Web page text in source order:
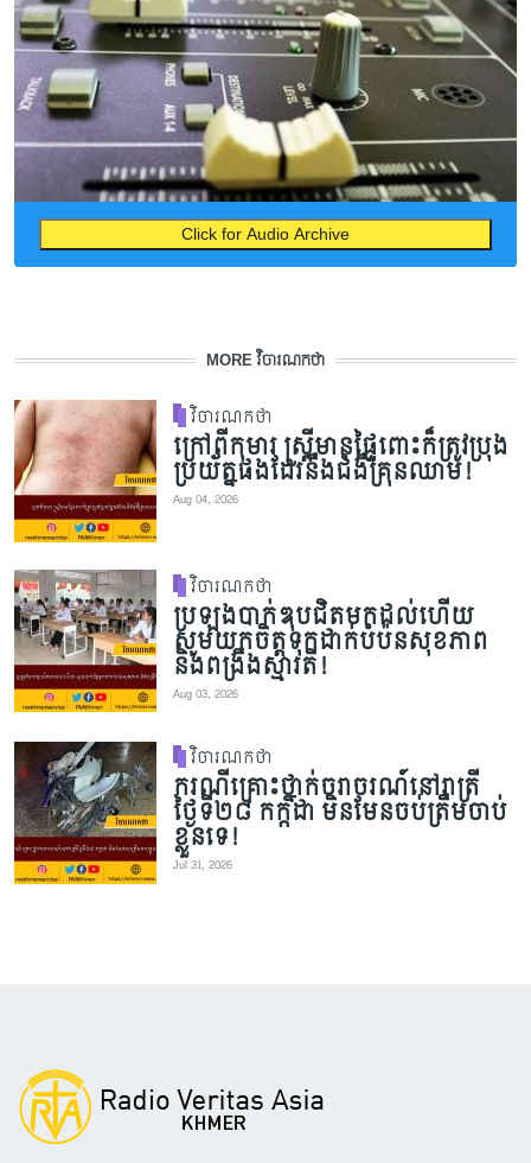
Click for Audio Archive
MORE វិចារណកថា
វិចារណកថា
ក្រៅពីកុមារ ស្ត្រីមានផ្ទៃពោះក៏ត្រូវប្រុង
ប្រយ័ត្នផងដែរនឹងជំងឺគ្រុនឈាម!
Aug 04, 2026
វិចារណកថា
ប្រឡងបាក់ឌុបជិតមកដល់ហើយ
សូមយកចិត្តទុកដាក់បំប៉នសុខភាព
និងពង្រឹងស្មារតី!
Aug 03, 2026
វិចារណកថា
ករណីគ្រោះថ្នាក់ចរាចរណ៍នៅរាត្រី
ថ្ងៃទី២៨ កក្កដា មិនមែនចប់ត្រឹមចាប់
ខ្លួនទេ!
Jul 31, 2026